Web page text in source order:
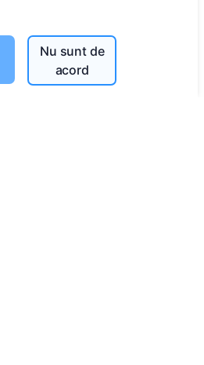
cookie-uri
Nu sunt de
acord